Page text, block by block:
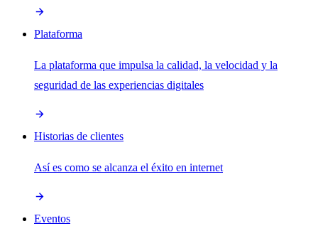
Plataforma
La plataforma que impulsa la calidad, la velocidad y la
seguridad de las experiencias digitales
Historias de clientes
Así es como se alcanza el éxito en internet
Eventos